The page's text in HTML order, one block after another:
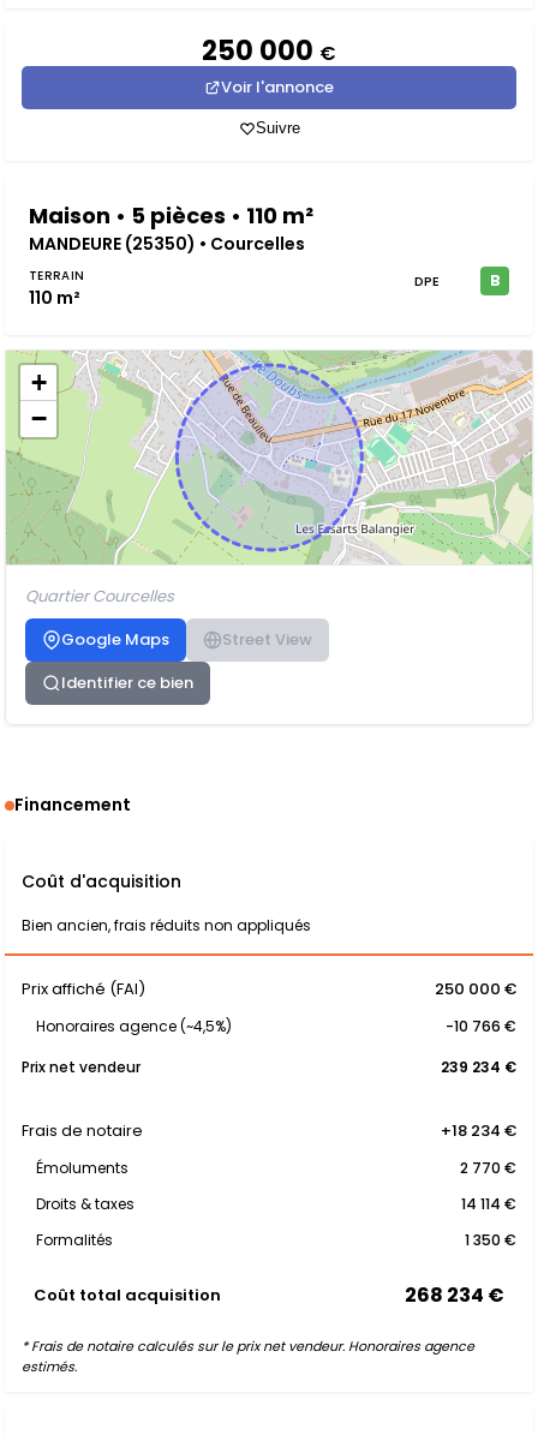
250 000 €
Voir l'annonce
Suivre
Maison • 5 pièces • 110 m²
MANDEURE (25350) • Courcelles
TERRAIN
110 m²
DPE B
+
−
Quartier Courcelles
Google Maps
Street View
Identifier ce bien
Financement
Coût d'acquisition
Bien ancien, frais réduits non appliqués
Prix affiché (FAI) 250 000 €
Honoraires agence (~4,5%)
-10 766 €
Prix net vendeur
239 234 €
Frais de notaire +18 234 €
Émoluments
2 770 €
Droits & taxes
14 114 €
Formalités
1 350 €
Coût total acquisition 268 234 €
* Frais de notaire calculés sur le prix net vendeur. Honoraires agence
estimés.